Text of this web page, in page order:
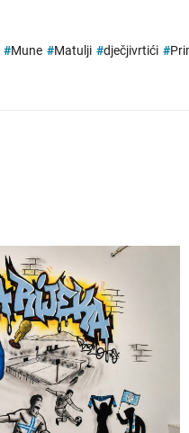
#Mune #Matulji #dječjivrtići #